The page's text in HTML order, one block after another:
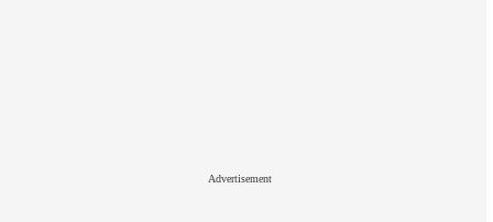
Advertisement